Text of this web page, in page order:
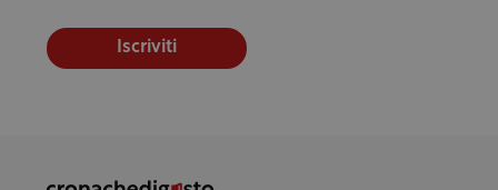
Iscriviti